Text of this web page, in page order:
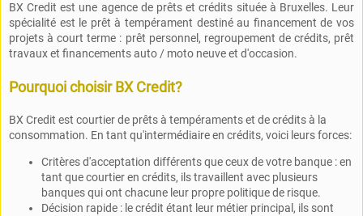
BX Credit est une agence de prêts et crédits située à Bruxelles. Leur
spécialité est le prêt à tempérament destiné au financement de vos
projets à court terme : prêt personnel, regroupement de crédits, prêt
travaux et financements auto / moto neuve et d'occasion.
Pourquoi choisir BX Credit?
BX Credit est courtier de prêts à tempéraments et de crédits à la
consommation. En tant qu'intermédiaire en crédits, voici leurs forces:
Critères d'acceptation différents que ceux de votre banque : en
tant que courtier en crédits, ils travaillent avec plusieurs
banques qui ont chacune leur propre politique de risque.
Décision rapide : le crédit étant leur métier principal, ils sont